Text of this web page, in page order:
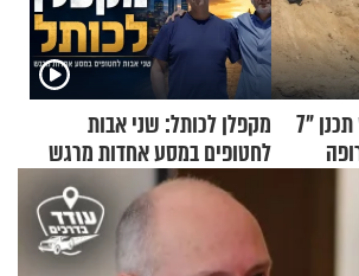
דיווח בשוויץ: חמאס תכנן "7
מקפלן לכותל: שני אבות
לחטופים במסע אחדות מרגש